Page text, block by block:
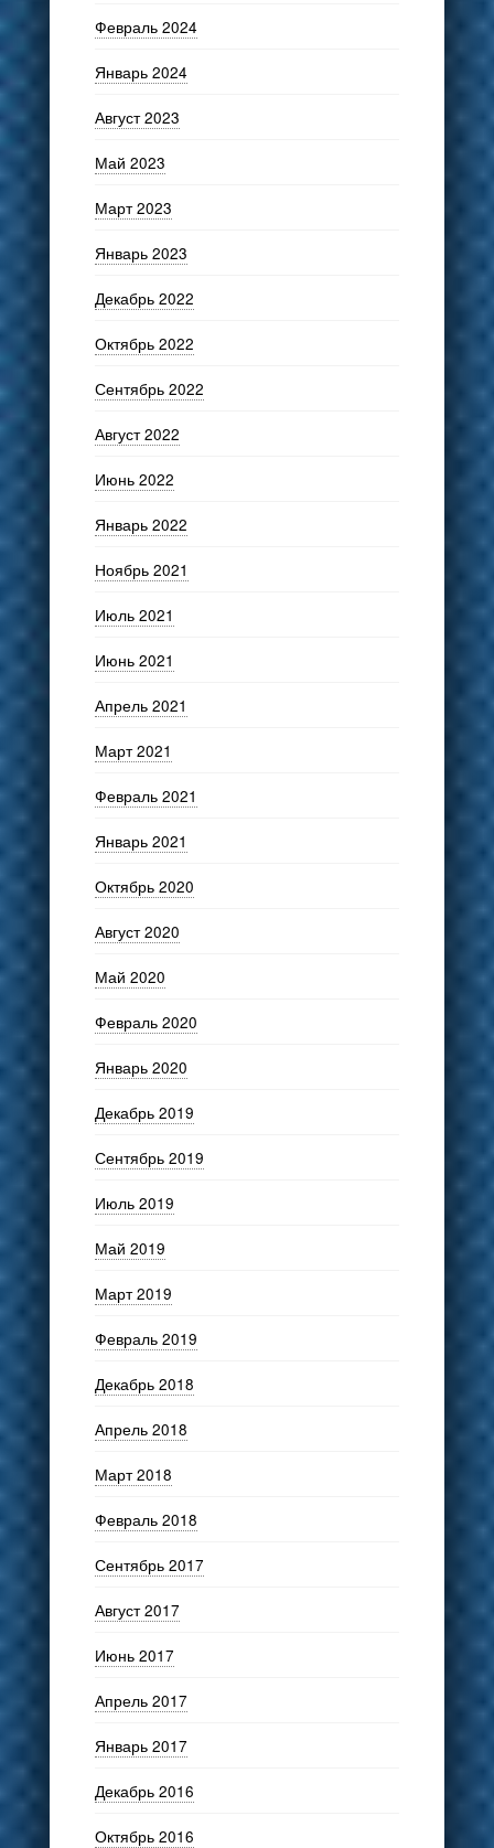
Февраль 2024
Январь 2024
Август 2023
Май 2023
Март 2023
Январь 2023
Декабрь 2022
Октябрь 2022
Сентябрь 2022
Август 2022
Июнь 2022
Январь 2022
Ноябрь 2021
Июль 2021
Июнь 2021
Апрель 2021
Март 2021
Февраль 2021
Январь 2021
Октябрь 2020
Август 2020
Май 2020
Февраль 2020
Январь 2020
Декабрь 2019
Сентябрь 2019
Июль 2019
Май 2019
Март 2019
Февраль 2019
Декабрь 2018
Апрель 2018
Март 2018
Февраль 2018
Сентябрь 2017
Август 2017
Июнь 2017
Апрель 2017
Январь 2017
Декабрь 2016
Октябрь 2016